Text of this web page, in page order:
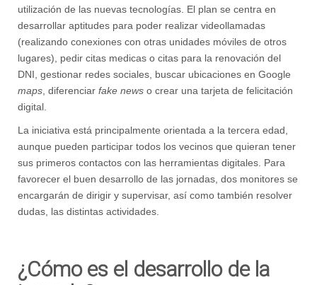
utilización de las nuevas tecnologías. El plan se centra en
desarrollar aptitudes para poder realizar videollamadas
(realizando conexiones con otras unidades móviles de otros
lugares), pedir citas medicas o citas para la renovación del
DNI, gestionar redes sociales, buscar ubicaciones en Google
maps , diferenciar fake news o crear una tarjeta de felicitación
digital.
La iniciativa está principalmente orientada a la tercera edad,
aunque pueden participar todos los vecinos que quieran tener
sus primeros contactos con las herramientas digitales. Para
favorecer el buen desarrollo de las jornadas, dos monitores se
encargarán de dirigir y supervisar, así como también resolver
dudas, las distintas actividades.
¿Cómo es el desarrollo de la